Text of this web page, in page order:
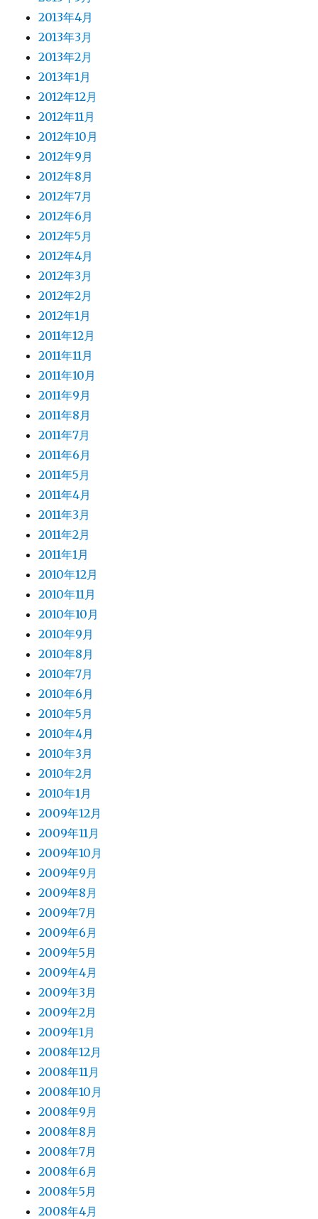
2013年4月
2013年3月
2013年2月
2013年1月
2012年12月
2012年11月
2012年10月
2012年9月
2012年8月
2012年7月
2012年6月
2012年5月
2012年4月
2012年3月
2012年2月
2012年1月
2011年12月
2011年11月
2011年10月
2011年9月
2011年8月
2011年7月
2011年6月
2011年5月
2011年4月
2011年3月
2011年2月
2011年1月
2010年12月
2010年11月
2010年10月
2010年9月
2010年8月
2010年7月
2010年6月
2010年5月
2010年4月
2010年3月
2010年2月
2010年1月
2009年12月
2009年11月
2009年10月
2009年9月
2009年8月
2009年7月
2009年6月
2009年5月
2009年4月
2009年3月
2009年2月
2009年1月
2008年12月
2008年11月
2008年10月
2008年9月
2008年8月
2008年7月
2008年6月
2008年5月
2008年4月